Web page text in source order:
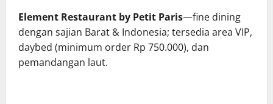
Element Restaurant by Petit Paris—fine dining
dengan sajian Barat & Indonesia; tersedia area VIP,
daybed (minimum order Rp 750.000), dan
pemandangan laut.